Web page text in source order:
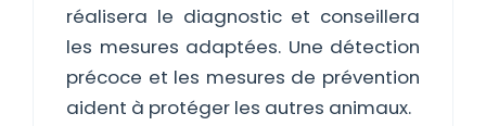
réalisera le diagnostic et conseillera
les mesures adaptées. Une détection
précoce et les mesures de prévention
aident à protéger les autres animaux.